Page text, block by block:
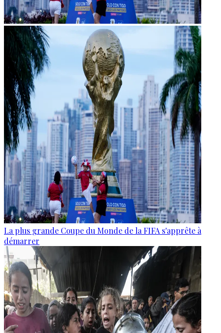
La plus grande Coupe du Monde de la FIFA s'apprête à
démarrer